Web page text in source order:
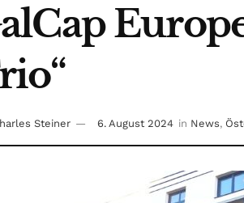
Steiner 6. August 2024 in News,